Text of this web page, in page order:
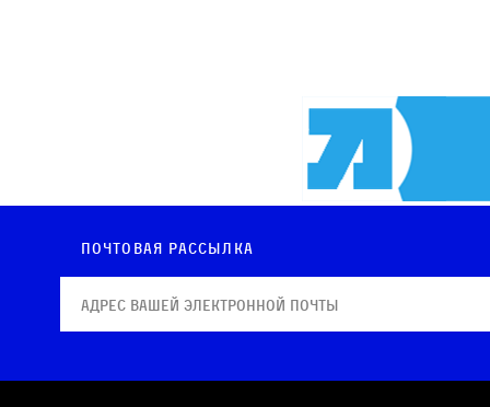
Почтовая рассылка